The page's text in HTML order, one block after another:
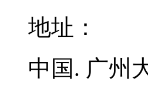
地址：
中国. 广州